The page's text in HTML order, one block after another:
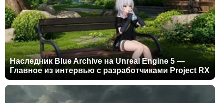
Наследник Blue Archive на Unreal Engine 5 —
Главное из интервью с разработчиками Project RX